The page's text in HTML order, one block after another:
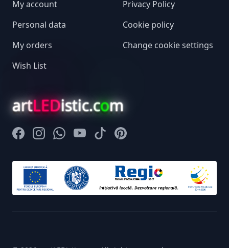
My account
Personal data
My orders
Wish List
Privacy Policy
Cookie policy
Change cookie settings
artLEDistic.com
FacebookInstagramWhatsappYoutubeTiktokPinterest